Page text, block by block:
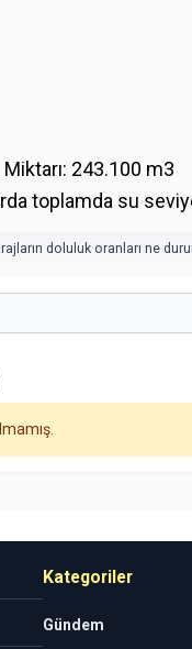
243.100 m3
toplamda su
doluluk oranları ne
Kategoriler
Gündem